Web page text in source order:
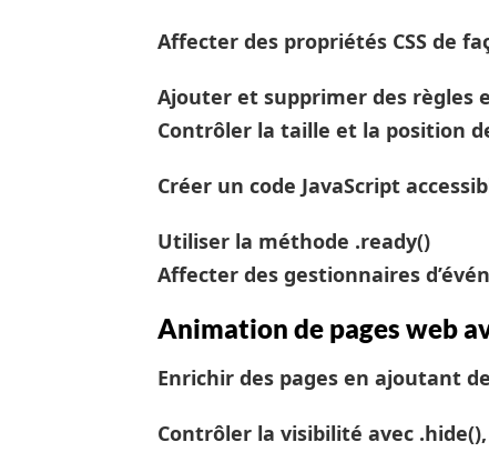
Affecter des propriétés CSS de
Ajouter et supprimer des règles
Contrôler la taille et la position
Créer un code JavaScript
Utiliser la méthode .ready()
Affecter des gestionnaires
Animation de pages web
Enrichir des pages en ajoutant
Contrôler la visibilité avec